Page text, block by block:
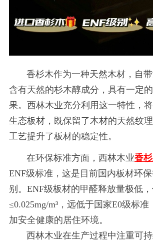
香杉木作为一种天然木材，自带
含有天然的杉木醇成分，具有一定
果。西林木业充分利用这一特性，
生态板材，既保留了木材的天然纹
工艺提升了板材的稳定性。
在环保标准方面，西林木业香
ENF级标准，这是目前国内板材环
别。ENF级板材的甲醛释放量极低
≤0.025mg/m³，远低于国家E0级标
加安全健康的居住环境。
西林木业在生产过程中注重可持